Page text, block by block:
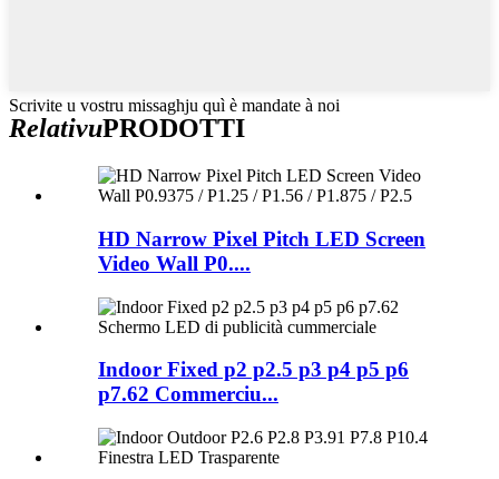
Scrivite u vostru missaghju quì è mandate à noi
RelativuPRODOTTI
HD Narrow Pixel Pitch LED Screen
Video Wall P0....
Indoor Fixed p2 p2.5 p3 p4 p5 p6
p7.62 Commerciu...